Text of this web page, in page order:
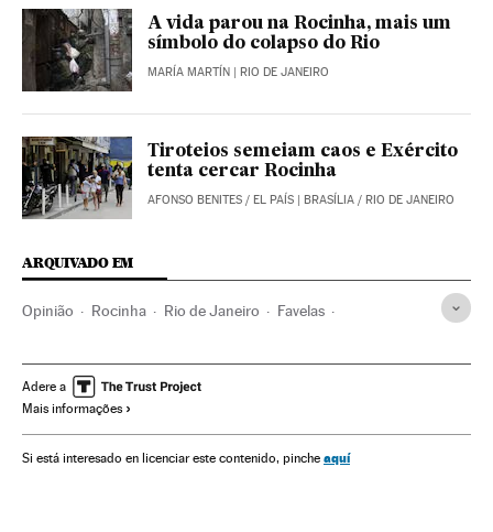
A vida parou na Rocinha, mais um
símbolo do colapso do Rio
MARÍA MARTÍN | RIO DE JANEIRO
Tiroteios semeiam caos e Exército
tenta cercar Rocinha
AFONSO BENITES / EL PAÍS | BRASÍLIA / RIO DE JANEIRO
ARQUIVADO EM
Opinião Rocinha Rio de Janeiro Favelas
Habitação precária Crime organizado
Brasil
Delitos contra saúde pública Habitação América do Sul
Adere a
Mais informações
Si está interesado en licenciar este contenido, pinche aquí